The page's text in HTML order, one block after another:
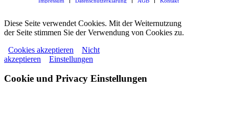
Diese Seite verwendet Cookies. Mit der Weiternutzung
der Seite stimmen Sie der Verwendung von Cookies zu.
Cookies akzeptieren
Nicht
akzeptieren
Einstellungen
Cookie und Privacy Einstellungen